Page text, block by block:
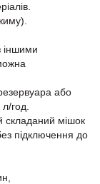
іншими
або
год.
складаний мішок
підключення до